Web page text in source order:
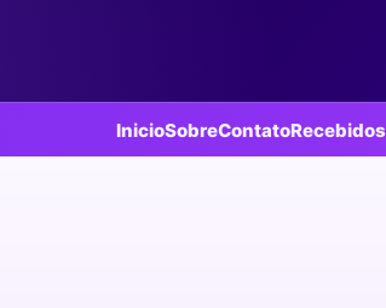
InicioSobreContatoRecebidos